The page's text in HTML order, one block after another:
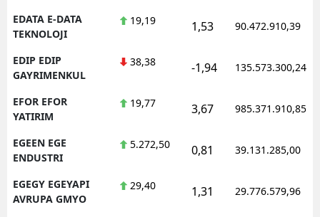
EDATA E-DATA
TEKNOLOJI
19,19 1,53 90.472.910,39
EDIP EDIP
GAYRIMENKUL
38,38 -1,94 135.573.300,24
EFOR EFOR
YATIRIM
19,77 3,67 985.371.910,85
EGEEN EGE
ENDUSTRI
5.272,50 0,81 39.131.285,00
EGEGY EGEYAPI
AVRUPA GMYO
29,40 1,31 29.776.579,96